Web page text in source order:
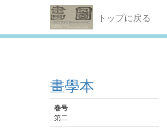
トップに戻る
畫學本
巻号
第二